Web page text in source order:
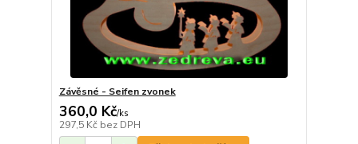
Závěsné - Seifen zvonek
360,0 Kč/ks
297,5 Kč bez DPH